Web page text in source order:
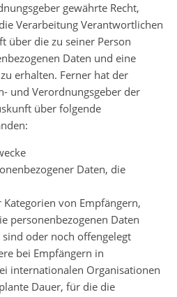
gewährte Recht,
Verarbeitung Verantwortlichen
über die zu seiner Person
Daten und eine
erhalten. Ferner hat der
und Verordnungsgeber der
über folgende
Daten, die
von Empfängern,
personenbezogenen Daten
oder noch offengelegt
bei Empfängern in
internationalen Organisationen
Dauer, für die die